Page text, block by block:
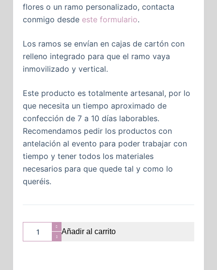
flores o un ramo personalizado, contacta
conmigo desde este formulario.
Los ramos se envían en cajas de cartón con
relleno integrado para que el ramo vaya
inmovilizado y vertical.
Este producto es totalmente artesanal, por lo
que necesita un tiempo aproximado de
confección de 7 a 10 días laborables.
Recomendamos pedir los productos con
antelación al evento para poder trabajar con
tiempo y tener todos los materiales
necesarios para que quede tal y como lo
queréis.
Añadir al carrito